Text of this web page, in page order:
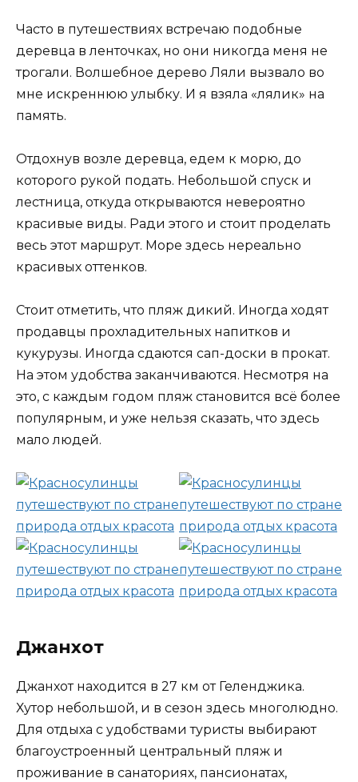
Часто в путешествиях встречаю подобные
деревца в ленточках, но они никогда меня не
трогали. Волшебное дерево Ляли вызвало во
мне искреннюю улыбку. И я взяла «лялик» на
память.
Отдохнув возле деревца, едем к морю, до
которого рукой подать. Небольшой спуск и
лестница, откуда открываются невероятно
красивые виды. Ради этого и стоит проделать
весь этот маршрут. Море здесь нереально
красивых оттенков.
Стоит отметить, что пляж дикий. Иногда ходят
продавцы прохладительных напитков и
кукурузы. Иногда сдаются сап-доски в прокат.
На этом удобства заканчиваются. Несмотря на
это, с каждым годом пляж становится всё более
популярным, и уже нельзя сказать, что здесь
мало людей.
Джанхот
Джанхот находится в 27 км от Геленджика.
Хутор небольшой, и в сезон здесь многолюдно.
Для отдыха с удобствами туристы выбирают
благоустроенный центральный пляж и
проживание в санаториях, пансионатах,